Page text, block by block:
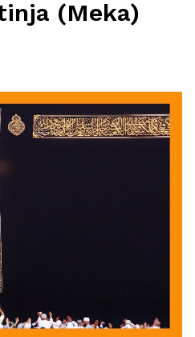
(Meka)